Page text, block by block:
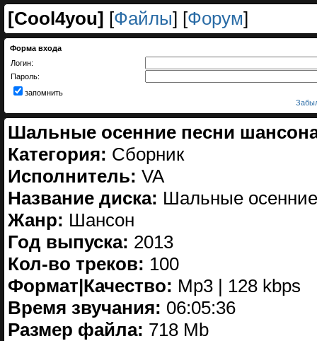
[Cool4you] [Файлы] [Форум]
Форма входа
Логин:
Пароль:
запомнить
Шальные осенние песни
Категория: Сборник
Исполнитель: VA
Название диска: Шальные
Жанр: Шансон
Год выпуска: 2013
Кол-во треков: 100
Формат|Качество: Mp3 | 128 kbps
Время звучания: 06:05:36
Размер файла: 718 Mb